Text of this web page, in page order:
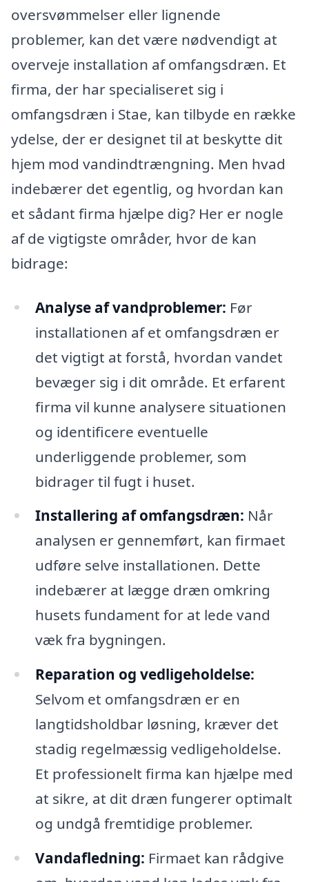
oversvømmelser eller lignende
problemer, kan det være nødvendigt at
overveje installation af omfangsdræn. Et
firma, der har specialiseret sig i
omfangsdræn i Stae, kan tilbyde en række
ydelse, der er designet til at beskytte dit
hjem mod vandindtrængning. Men hvad
indebærer det egentlig, og hvordan kan
et sådant firma hjælpe dig? Her er nogle
af de vigtigste områder, hvor de kan
bidrage:
Analyse af vandproblemer: Før
installationen af et omfangsdræn er
det vigtigt at forstå, hvordan vandet
bevæger sig i dit område. Et erfarent
firma vil kunne analysere situationen
og identificere eventuelle
underliggende problemer, som
bidrager til fugt i huset.
Installering af omfangsdræn: Når
analysen er gennemført, kan firmaet
udføre selve installationen. Dette
indebærer at lægge dræn omkring
husets fundament for at lede vand
væk fra bygningen.
Reparation og vedligeholdelse:
Selvom et omfangsdræn er en
langtidsholdbar løsning, kræver det
stadig regelmæssig vedligeholdelse.
Et professionelt firma kan hjælpe med
at sikre, at dit dræn fungerer optimalt
og undgå fremtidige problemer.
Vandafledning: Firmaet kan rådgive